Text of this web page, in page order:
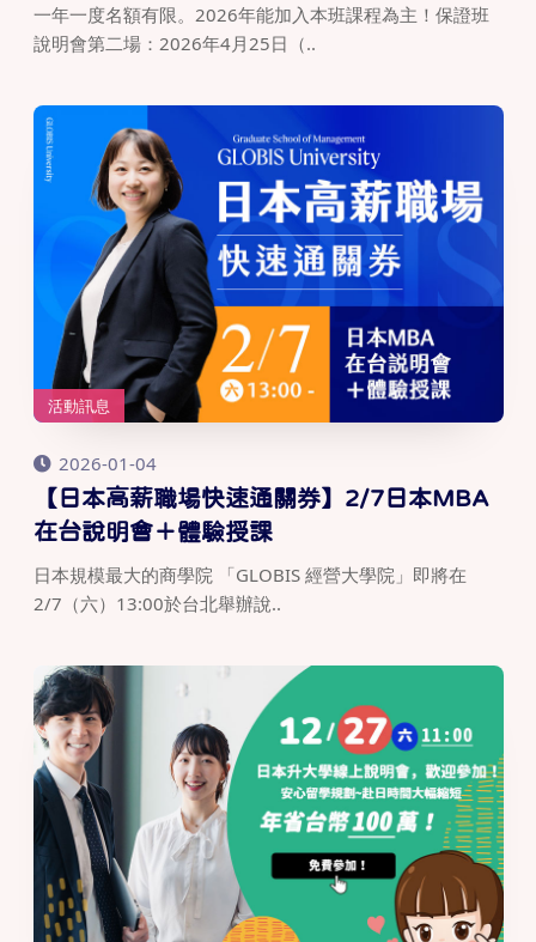
一年一度名額有限。2026年能加入本班課程為主！保證班
說明會第二場：2026年4月25日（..
活動訊息
2026-01-04
【日本高薪職場快速通關券】2/7日本MBA
在台說明會＋體驗授課
日本規模最大的商學院 「GLOBIS 經營大學院」即將在
2/7（六）13:00於台北舉辦說..